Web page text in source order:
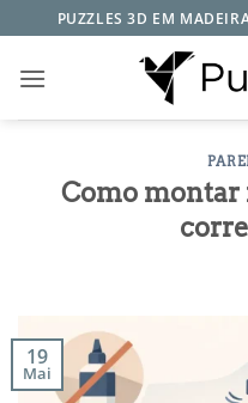
to
content
PUZZLES 3D EM
Como montar
19
Mai